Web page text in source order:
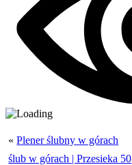
« Plener ślubny w górach
ślub w górach | Przesieka 50